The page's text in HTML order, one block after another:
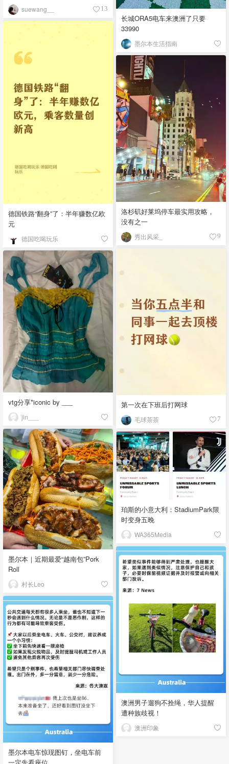
suewang__ 13
长城ORA5电车来澳洲了只要
33990
墨尔本生活指南
德国铁路“翻身”了：半年赚数亿欧
元
德国吃喝玩乐
洛杉矶好莱坞停车最实用攻略，
没有之一
秀出风采_ 9
第一次在下班后打网球
毛球茶茶 7
vtg分享*iconic by ___
jin___
墨尔本｜近期最爱“越南包”Pork
Roll
村长Leo
珀斯的小意大利：StadiumPark限
时变身五晚
WA365Media
澳洲男子遛狗不拴绳，华人提醒
遭种族歧视！
澳洲印象
墨尔本电车惊现图钉，坐电车前